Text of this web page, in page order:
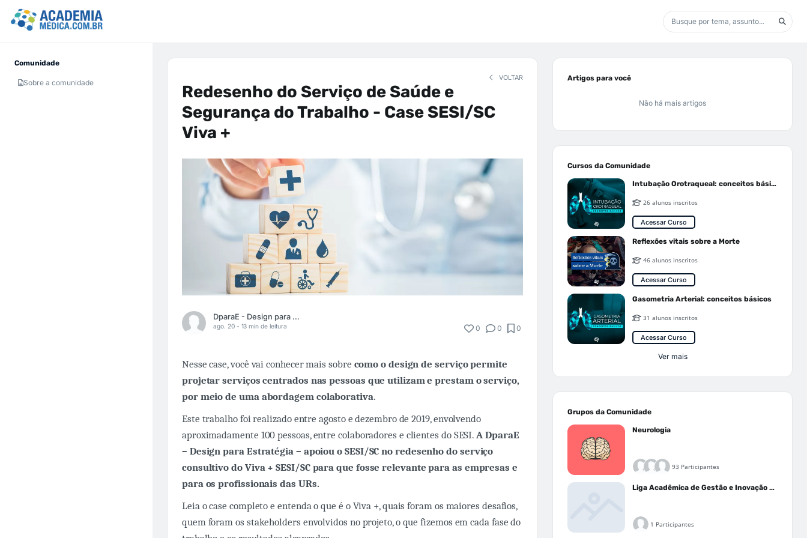
Comunidade
Sobre a comunidade
VOLTAR
Redesenho do Serviço de Saúde e
Segurança do Trabalho - Case SESI/SC
Viva +
DparaE - Design para Estratégia
ago. 20 - 13 min de leitura 0 0 0
Nesse case, você vai conhecer mais sobre como o design de serviço permite
projetar serviços centrados nas pessoas que utilizam e prestam o serviço,
por meio de uma abordagem colaborativa.
Este trabalho foi realizado entre agosto e dezembro de 2019, envolvendo
aproximadamente 100 pessoas, entre colaboradores e clientes do SESI. A DparaE
– Design para Estratégia – apoiou o SESI/SC no redesenho do serviço
consultivo do Viva + SESI/SC para que fosse relevante para as empresas e
para os profissionais das URs.
Leia o case completo e entenda o que é o Viva +, quais foram os maiores desafios,
quem foram os stakeholders envolvidos no projeto, o que fizemos em cada fase do
Artigos para você
Não há mais artigos
Cursos da Comunidade
Intubação Orotraqueal: conceitos básicos
26 alunos inscritos
Acessar Curso
Reflexões vitais sobre a Morte
46 alunos inscritos
Acessar Curso
Gasometria Arterial: conceitos básicos
31 alunos inscritos
Acessar Curso
Ver mais
Grupos da Comunidade
Neurologia
93 Participantes
Liga Acadêmica de Gestão e Inovação Médica - LAGIM
1 Participantes